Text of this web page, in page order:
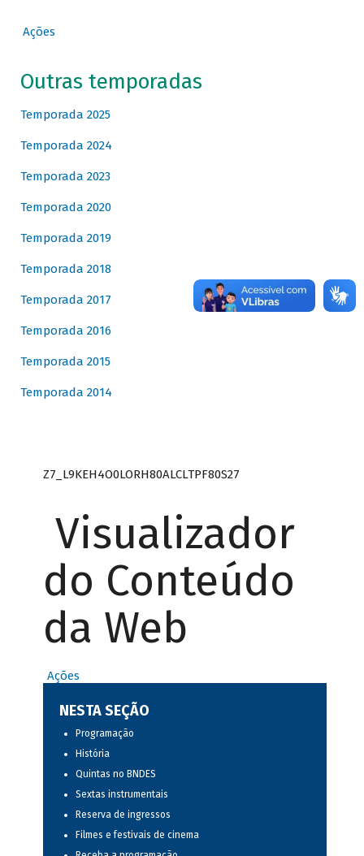
Ações
Outras temporadas
Temporada 2025
Temporada 2024
Temporada 2023
Temporada 2020
Temporada 2019
Temporada 2018
Temporada 2017
Temporada 2016
Temporada 2015
Temporada 2014
Z7_L9KEH4O0LORH80ALCLTPF80S27
Visualizador
do Conteúdo
da Web
Ações
NESTA SEÇÃO
Programação
História
Quintas no BNDES
Sextas instrumentais
Reserva de ingressos
Filmes e festivais de cinema